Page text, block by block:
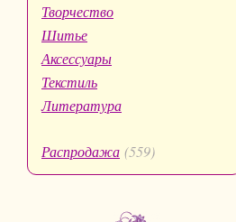
Творчество
Шитье
Аксессуары
Текстиль
Литература
Распродажа (559)